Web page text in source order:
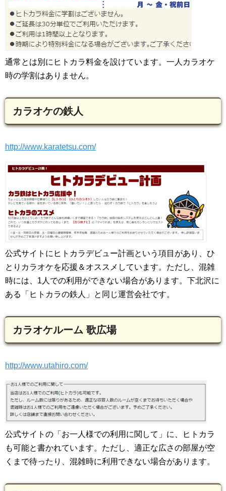
通常とは別にヒトカラ料金を設けています。一人カラオケ
時の学割はありません。
カラオケの鉄人
http://www.karatetsu.com/
公式サイトにヒトカラデビュー計画という項目があり、ひ
とりカラオケを応援＆オススメしています。ただし、混雑
時には、1人での利用ができない場合があります。下北沢に
ある「ヒトカラの鉄人」と同じ運営会社です。
カラオケルーム 歌広場
http://www.utahiro.com/
公式サイトの「お一人様での利用に関して」に、ヒトカラ
も可能と書かれています。ただし、適正な広さの部屋が空
くまで待ったり、混雑時に利用できない場合があります。